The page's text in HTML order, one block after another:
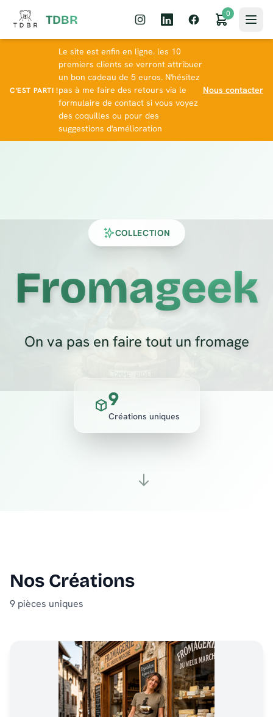
TDBR 0
C'EST PARTI !
Le site est enfin en ligne. les 10
premiers clients se verront attribuer
un bon cadeau de 5 euros. N'hésitez
pas à me faire des retours via le
formulaire de contact si vous voyez
des coquilles ou pour des
suggestions d'amélioration
Nous contacter
COLLECTION
Fromageek
On va pas en faire tout un fromage
9
Créations uniques
Nos Créations
9 pièces uniques